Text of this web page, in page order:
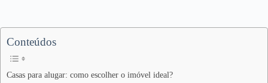
Conteúdos
Casas para alugar: como escolher o imóvel ideal?